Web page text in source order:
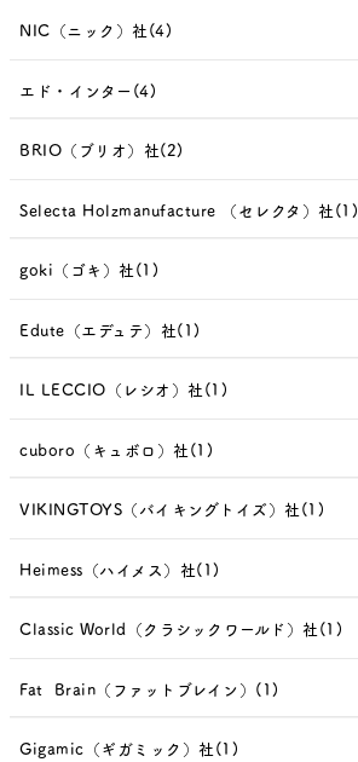
NIC（ニック）社(4)
エド・インター(4)
BRIO（ブリオ）社(2)
Selecta Holzmanufacture （セレクタ）社(1)
goki（ゴキ）社(1)
Edute（エデュテ）社(1)
IL LECCIO（レシオ）社(1)
cuboro（キュボロ）社(1)
VIKINGTOYS（バイキングトイズ）社(1)
Heimess（ハイメス）社(1)
Classic World（クラシックワールド）社(1)
Fat Brain（ファットブレイン）(1)
Gigamic（ギガミック）社(1)